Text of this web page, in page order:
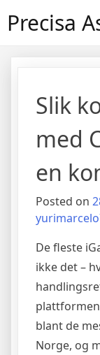
Precisa
Slik
med
en
Posted on
De fleste
ikke det –
blant de
Norge, og